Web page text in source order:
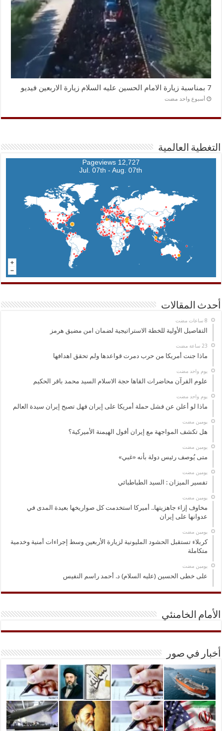
7 بمناسبة زيارة الامام الحسين عليه السلام زيارة الاربعين فيديو
‏أسبوع واحد مضت
التغطية العالمية
12,727 Pageviews
Jul. 07th - Aug. 07th
أحدث المقالات
التفاصيل الأولية للخطة الاستراتيجية لضمان امن مضيق هرمز
ماذا جنت أمريكا من حرب دمرت قواعدها ولم تحقق اهدافها
‏يوم واحد مضت
علوم القرآن محاضرات القاها حجة الاسلام السيد محمد باقر الحكيم
‏يوم واحد مضت
ماذا لو أعلن عن فشل حملة أمريكا على إيران فهل تصبح إيران سيدة العالم
‏يومين مضت
هل تكشف المواجهة مع إيران أفول الهيمنة الأميركية؟
‏يومين مضت
متى يُوصف رئيس دولة بأنه «غبي»
‏يومين مضت
تفسير الميزان : السيد الطباطبائي
‏يومين مضت
مخاوف إزاء جاهزيتها.. أميركا استخدمت كل صواريخها بعيدة المدى في
عدوانها على إيران
‏يومين مضت
كربلاء تستقبل الحشود المليونية لزيارة الأربعين وسط إجراءات أمنية وخدمية
متكاملة
‏يومين مضت
على خطى الحسين (عليه السلام) د. أحمد راسم النفيس
الأمام الخامنئي
أخبار في صور